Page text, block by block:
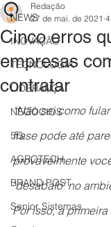
NEWS
INOVAÇÃO
TECNOLOGIA
LIDERANÇA
NEGÓCIOS
5G
AGROTECH
BRAND POST
Senior Sistemas
Cinco erros
empresas
contratar
Redação
27 de mai. de 2021
“Não sei como
frase pode até
provavelmente
‘desabafo’ no
Por isso, a